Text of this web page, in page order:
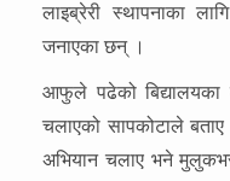
लाइब्रेरी स्थापनाका
जनाएका छन् ।
आफुले पढेको बिद्यालयका
चलाएको सापकोटाले बताए
अभियान चलाए भने